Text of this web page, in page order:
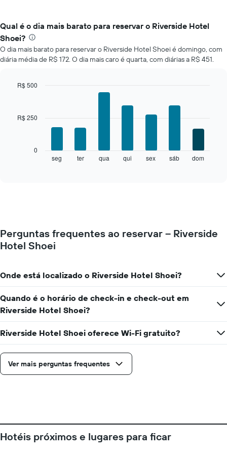
Qual é o dia mais barato para reservar o Riverside Hotel
Shoei?
O dia mais barato para reservar o Riverside Hotel Shoei é domingo, com
diária média de R$ 172. O dia mais caro é quarta, com diárias a R$ 451.
um
quarto
dia
O
gráfico
tem
1
X
exibindo
dias
1
eixo
seg ter qua qui sex sáb dom
0
R$ 250
R$ 500
Perguntas frequentes ao reservar – Riverside
Hotel Shoei
Onde está localizado o Riverside Hotel Shoei?
Quando é o horário de check-in e check-out em
Riverside Hotel Shoei?
Riverside Hotel Shoei oferece Wi-Fi gratuito?
Ver mais perguntas frequentes
Hotéis próximos e lugares para ficar